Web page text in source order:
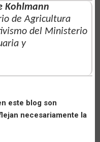
Kohlmann
de Agricultura
del Ministerio
y
este blog son
necesariamente la